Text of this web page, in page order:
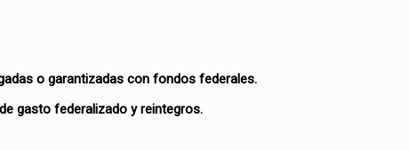
o garantizadas con fondos federales.
gasto federalizado y reintegros.